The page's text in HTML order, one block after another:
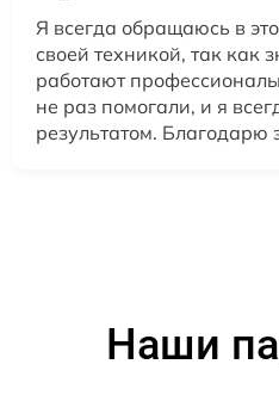
Я всегда обращаюсь в
своей техникой, так как
работают
не раз помогали, и я
результатом. Благодарю
Наши